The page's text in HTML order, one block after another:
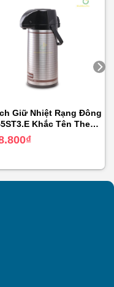
Trà Rạng
TS là sản phẩm sử
như: Linh chi,
bắc…
nóng giúp đồ dùng
giữ nhiệt tốt giúp
Giữ Nhiệt Rạng Đông
Khắc Tên Theo
Cầu ₫